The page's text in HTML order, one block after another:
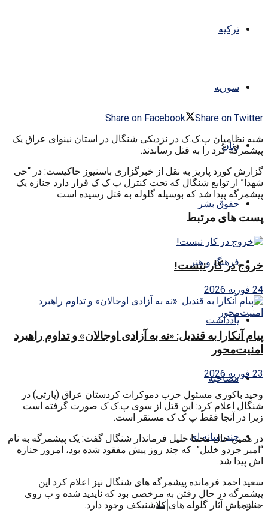
ترکیه
سوریه
زنان
حقوق بشر
فرهنگ و هنر
یادداشت
مصاحبه
چندرسانه ای
Share on Facebook
Share on Twitter
شبه نظامیان پ.ک.ک در نزدیکی شنگال در استان نینوای عراق یک
پیشمرگه کُرد را به قتل رساندند.
گزارش کورد پاریز به نقل از خبرگزاری باسنیوز حاکیست: در “حی
شهدا” از توابع شنگال که تحت کنترل پ ک ک قرار دارد جنازه یک
پیشمرگه پیدا شد که بوسیله گلوله به قتل رسیده است.
پست های مرتبط
خروج در کار نیست!
24 فوریه 2026
پیام آنکارا به قندیل: «نه به آزادی اوجالان» و تداوم راهبرد
امنیت‌محور
23 فوریه 2026
وحید باکوزی مسئول حزب دموکرات کردستان عراق (پارتی) در
شنگال اعلام کرد: این قتل از سوی پ.ک.ک صورت گرفته است
زیرا در آنجا فقط پ ک ک مستقر است.
در همین حال محما خلیل فرماندار شنگال گفت: یک پیشمرگه به نام
“امیر جردو خلیل” که چند روز پیش مفقود شده بود، امروز جنازه
اش پیدا شد.
سعید احمد فرمانده پیشمرگه های شنگال نیز اعلام کرد این
پیشمرگه در حال رفتن به مرخصی بود که ناپدید شده و ب روی
جنازه اش آثار گلوله های کلاشنیکف وجود دارد.